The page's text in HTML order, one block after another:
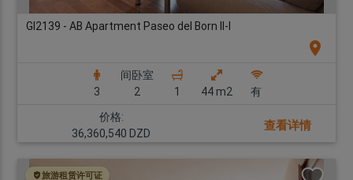
GI2139 - AB Apartment Paseo del Born II-I
location_on
3
间卧室
2
1 44 m2
有
价格:
36,360,540 DZD
查看详情
旅游租赁许可证